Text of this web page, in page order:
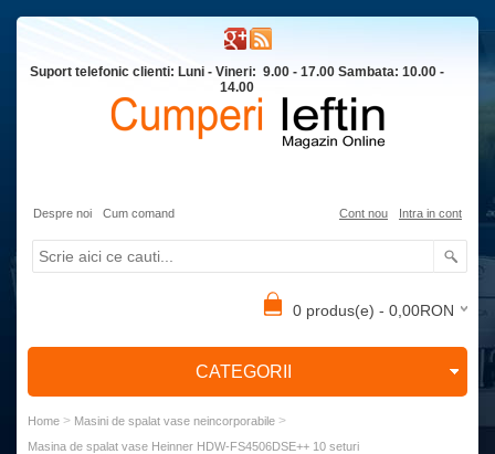
Suport telefonic clienti: Luni - Vineri: 9.00 - 17.00 Sambata: 10.00 -
14.00
Despre noi Cum comand Cont nou Intra in cont
0 produs(e) - 0,00RON
CATEGORII
Home > Masini de spalat vase neincorporabile >
Masina de spalat vase Heinner HDW-FS4506DSE++ 10 seturi